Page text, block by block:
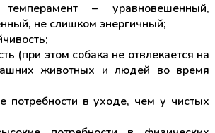
– уравновешенный,
не слишком энергичный;
(при этом собака не отвлекается на
животных и людей во время
потребности в уходе, чем у чистых